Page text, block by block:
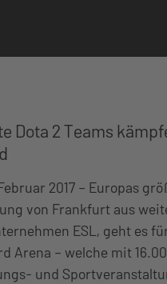
Dota 2 Teams
2017 – Europas
von Frankfurt aus
ESL, geht es
Arena – welche mit
und